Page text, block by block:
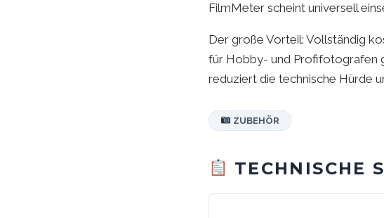
FilmMeter scheint universell
Der große Vorteil: Vollständig
für Hobby- und Profifotografen
reduziert die technische Hürde
ZUBEHÖR
TECHNISCHE